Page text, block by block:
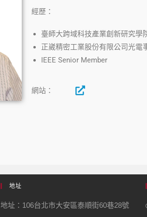
經歷：
臺師大跨域科技產業創新研究學
正崴精密工業股份有限公司光電
IEEE Senior Member
網站：
地址
地址：106台北市大安區泰順街60巷28號